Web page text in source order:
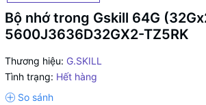
Bộ nhớ trong Gskill 64G
5600J3636D32GX2-TZ5RK
Thương hiệu: G.SKILL
Tình trạng: Hết hàng